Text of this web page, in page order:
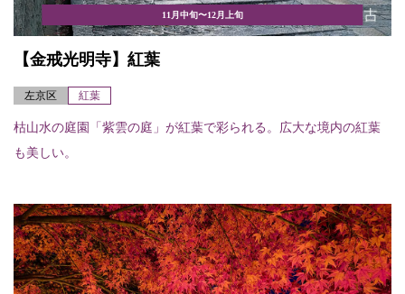
11月中旬〜12月上旬
【金戒光明寺】紅葉
左京区 紅葉
枯山水の庭園「紫雲の庭」が紅葉で彩られる。広大な境内の紅葉
も美しい。